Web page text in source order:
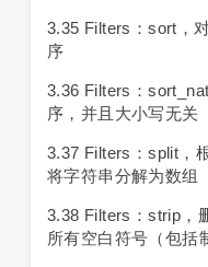
3.35 Filters：sort，
序
3.36 Filters：
序，并且大小写无关
3.37 Filters：split，
将字符串分解为数组
3.38 Filters：strip，
所有空白符号（包括